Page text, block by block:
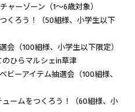
ャーゾーン（1～6歳対象）
！（50組様、小学生以下
組様、小学生以下限定）
ひらマルシェin草津
イテム抽選会（100組様、
ームをつくろう！（60組様、小